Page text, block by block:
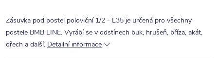
Zásuvka pod postel poloviční 1/2 - L35 je určená pro všechny
postele BMB LINE. Vyrábí se v odstínech buk, hrušeň, bříza, akát,
ořech a další. Detailní informace